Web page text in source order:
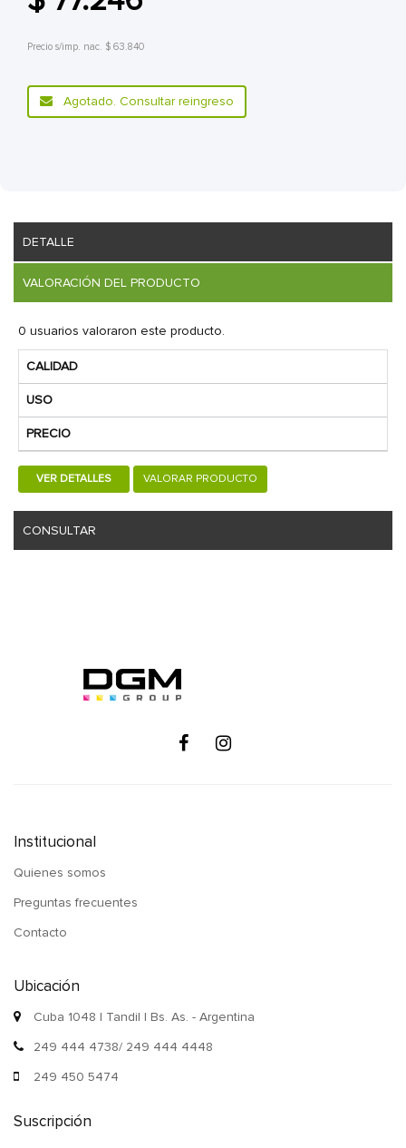
Precio s/imp. nac. $ 63.840
Agotado. Consultar reingreso
DETALLE
VALORACIÓN DEL PRODUCTO
0 usuarios valoraron este producto.
CALIDAD
USO
PRECIO
VER DETALLES VALORAR PRODUCTO
CONSULTAR
Institucional
Quienes somos
Preguntas frecuentes
Contacto
Ubicación
Cuba 1048 | Tandil | Bs. As. - Argentina
249 444 4738/ 249 444 4448
249 450 5474
Suscripción